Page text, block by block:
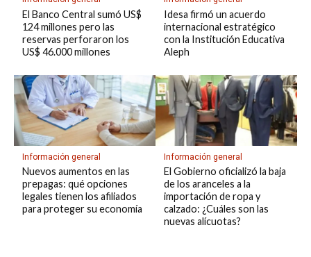
El Banco Central sumó US$
124 millones pero las
reservas perforaron los
US$ 46.000 millones
Idesa firmó un acuerdo
internacional estratégico
con la Institución Educativa
Aleph
Información general
Nuevos aumentos en las
prepagas: qué opciones
legales tienen los afiliados
para proteger su economía
Información general
El Gobierno oficializó la baja
de los aranceles a la
importación de ropa y
calzado: ¿Cuáles son las
nuevas alícuotas?